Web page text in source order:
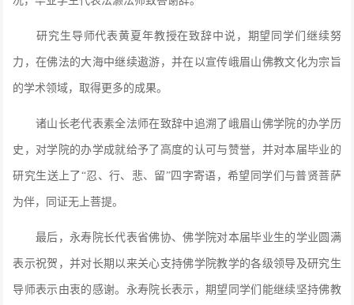
研究生导师代表黄夏年教授在致辞中说，期望同学们继续努
力，在佛法的大海中继续遨游，并在以宣传峨眉山佛教文化为宗旨
的学术领域，取得更多的成果。
诸山长老代表素全法师在致辞中追溯了峨眉山佛学院的办学历
史，对学院的办学成就给予了高度的认可与赞誉，并对本届毕业的
研究生送上了 “忍、行、悲、留”四字寄语，希望同学们与普贤菩萨
为伴，同证无上菩提。
最后，永寿院长代表省佛协、佛学院对本届毕业生的学业圆满
表示祝贺，并对长期以来关心支持佛学院教学的各级领导及研究生
导师表示由衷的感谢。永寿院长表示，期望同学们能继续坚持佛教